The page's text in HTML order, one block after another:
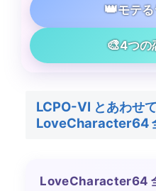
👑モテ
🎨4つの
LCPO-VI とあわせ
LoveCharacter64
LoveCharacter64